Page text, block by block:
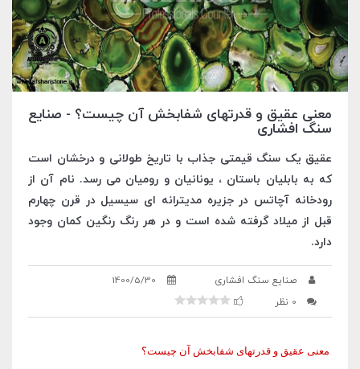
معنی عقیق و قدرتهای شفابخش آن چیست؟ - صنایع
سنگ افشاری
عقیق یک سنگ قیمتی جذاب با تاریخ طولانی و درخشان است
که به بابلیان باستان ، یونانیان و رومیان می رسد. نام آن از
رودخانه آچاتس در جزیره مدیترانه ای سیسیل در قرن چهارم
قبل از میلاد گرفته شده است و در هر رنگ رنگین کمان وجود
دارد.
صنایع سنگ افشاری
1400/5/30
0 نظر
معنی عقیق و قدرتهای شفابخش آن چیست؟